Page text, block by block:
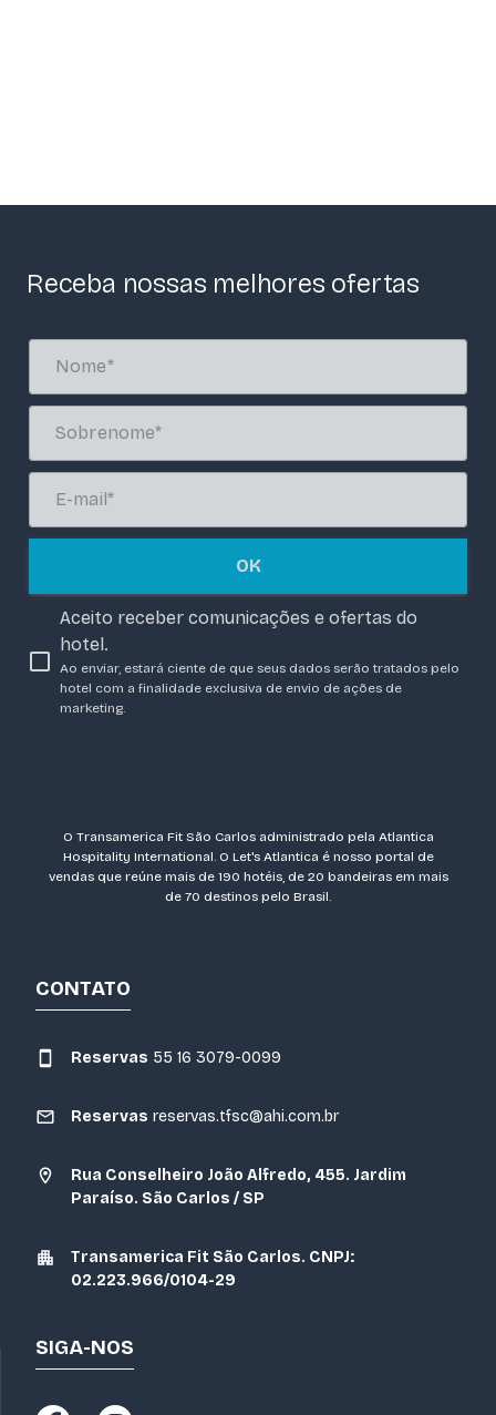
Receba nossas melhores ofertas
OK
Aceito receber comunicações e ofertas do
hotel.
Ao enviar, estará ciente de que seus dados serão tratados pelo
hotel com a finalidade exclusiva de envio de ações de
marketing.
O Transamerica Fit São Carlos administrado pela Atlantica
Hospitality International. O Let's Atlantica é nosso portal de
vendas que reúne mais de 190 hotéis, de 20 bandeiras em mais
de 70 destinos pelo Brasil.
CONTATO
Reservas 55 16 3079-0099
Reservas reservas.tfsc@ahi.com.br
Rua Conselheiro João Alfredo, 455. Jardim
Paraíso. São Carlos / SP
Transamerica Fit São Carlos. CNPJ:
02.223.966/0104-29
SIGA-NOS